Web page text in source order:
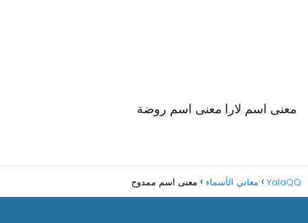
معنى اسم لارا معنى اسم روضة
YalaQQ معاني الأسماء معنى اسم ممدوح